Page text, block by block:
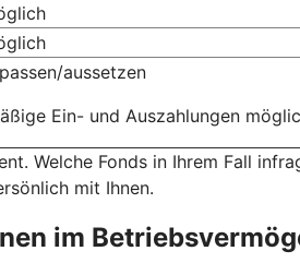
aussetzen
Ein- und Auszahlungen
Welche Fonds in Ihrem Fall
mit Ihnen.
im